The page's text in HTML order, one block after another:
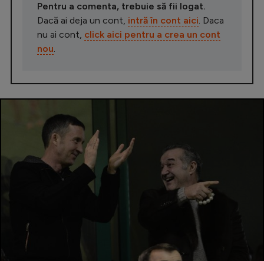
Pentru a comenta, trebuie să fii logat.
Dacă ai deja un cont, intră în cont aici. Daca
nu ai cont, click aici pentru a crea un cont
nou.